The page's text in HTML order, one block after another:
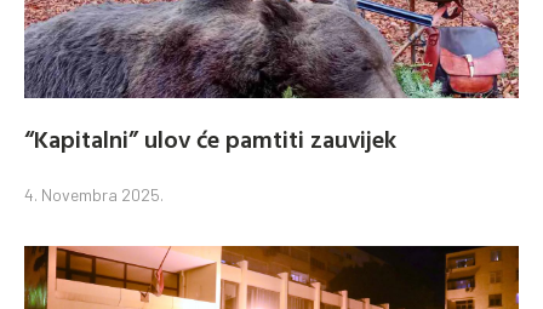
“Kapitalni” ulov će pamtiti zauvijek
4. Novembra 2025.